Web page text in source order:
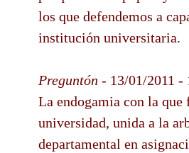
los que defendemos a
institución universitaria.
Preguntón - 13/01/2011 -
La endogamia con la que
universidad, unida a la
departamental en